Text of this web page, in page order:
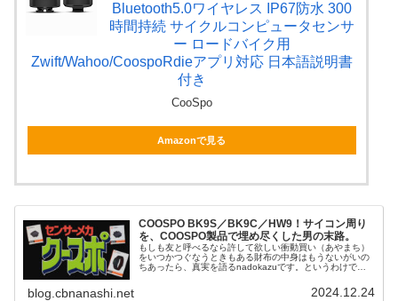
Bluetooth5.0ワイヤレス IP67防水 300
時間持続 サイクルコンピュータセンサ
ー ロードバイク用
Zwift/Wahoo/CoospoRdieアプリ対応 日本語説明書
付き
CooSpo
Amazonで見る
COOSPO BK9S／BK9C／HW9！サイコン周り
を、COOSPO製品で埋め尽くした男の末路。
もしも友と呼べるなら許して欲しい衝動買い（あやまち）
をいつかつぐなうときもある財布の中身はもうないがいの
ちあったら、真実を語るnadokazuです。というわけで、
blog.cbnanashi.net 2024.12.24